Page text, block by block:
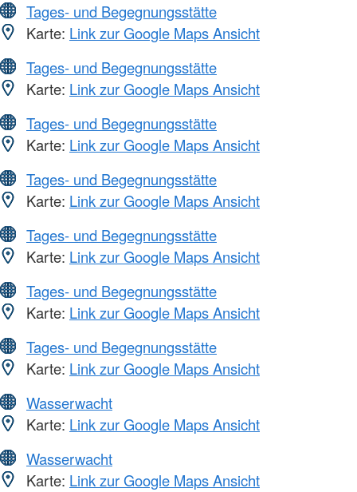
Tages- und Begegnungsstätte
Karte: Link zur Google Maps Ansicht
Tages- und Begegnungsstätte
Karte: Link zur Google Maps Ansicht
Tages- und Begegnungsstätte
Karte: Link zur Google Maps Ansicht
Tages- und Begegnungsstätte
Karte: Link zur Google Maps Ansicht
Tages- und Begegnungsstätte
Karte: Link zur Google Maps Ansicht
Tages- und Begegnungsstätte
Karte: Link zur Google Maps Ansicht
Tages- und Begegnungsstätte
Karte: Link zur Google Maps Ansicht
Wasserwacht
Karte: Link zur Google Maps Ansicht
Wasserwacht
Karte: Link zur Google Maps Ansicht